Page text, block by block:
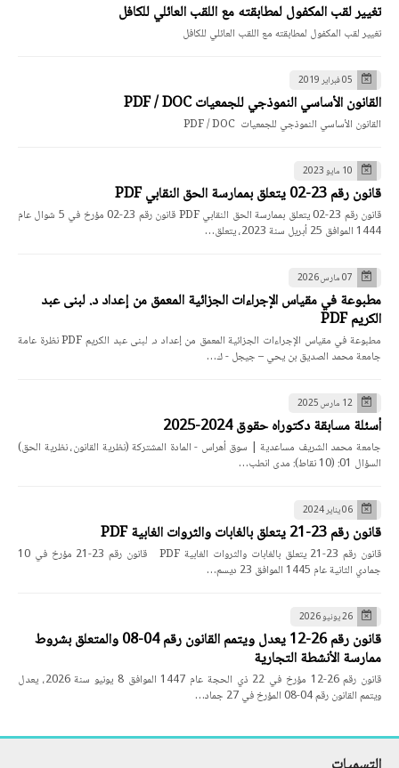
تغيير لقب المكفول لمطابقته مع اللقب العائلي للكافل
تغيير لقب المكفول لمطابقته مع اللقب العائلي للكافل
05 فبراير 2019
القانون الأساسي النموذجي للجمعيات PDF / DOC
القانون الأساسي النموذجي للجمعيات PDF / DOC
10 مايو 2023
قانون رقم 23-02 يتعلق بممارسة الحق النقابي PDF
قانون رقم 23-02 يتعلق بممارسة الحق النقابي PDF قانون رقم 23-02 مؤرخ في 5 شوال عام
1444 الموافق 25 أبريل سنة 2023، يتعلق…
07 مارس 2026
مطبوعة في مقياس الإجراءات الجزائية المعمق من إعداد د. لبنى عبد
الكريم PDF
مطبوعة في مقياس الإجراءات الجزائية المعمق من إعداد د. لبنى عبد الكريم PDF نظرة عامة
جامعة محمد الصديق بن يحي – جيجل - ك…
12 مارس 2025
أسئلة مسابقة دكتوراه حقوق 2024-2025
جامعة محمد الشريف مساعدية | سوق أهراس - المادة المشتركة (نظرية القانون، نظرية الحق)
السؤال 01: (10 نقاط): مدى انطب…
06 يناير 2024
قانون رقم 23-21 يتعلق بالغابات والثروات الغابية PDF
قانون رقم 23-21 يتعلق بالغابات والثروات الغابية PDF قانون رقم 23-21 مؤرخ في 10
جمادي الثانية عام 1445 الموافق 23 ديسم…
26 يونيو 2026
قانون رقم 26-12 يعدل ويتمم القانون رقم 04-08 والمتعلق بشروط
ممارسة الأنشطة التجارية
قانون رقم 26-12 مؤرخ في 22 ذي الحجة عام 1447 الموافق 8 يونيو سنة 2026، يعدل
ويتمم القانون رقم 04-08 المؤرخ في 27 جماد…